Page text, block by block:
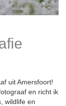
uit Amersfoort!
en richt ik
wildlife en